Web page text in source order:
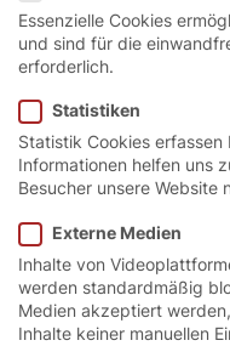
Essenzielle Cookies
und sind für die
erforderlich.
Statistiken
Statistik Cookies
Informationen helfen uns
Besucher unsere Website
Externe Medien
Inhalte von
werden standardmäßig
Medien akzeptiert
Inhalte keiner manuellen